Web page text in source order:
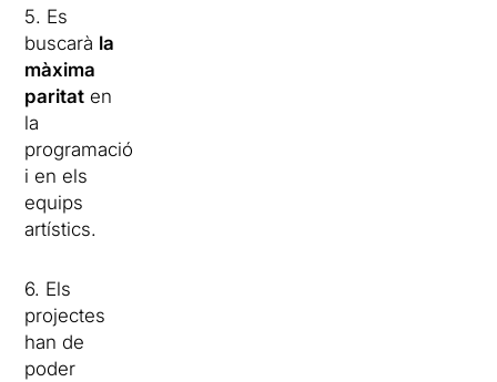
5. Es
buscarà la
màxima
paritat en
la
programació
i en els
equips
artístics.
6. Els
projectes
han de
poder